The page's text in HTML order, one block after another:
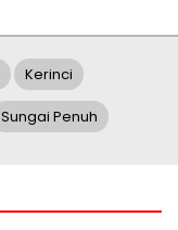
Kerinci
Sungai Penuh